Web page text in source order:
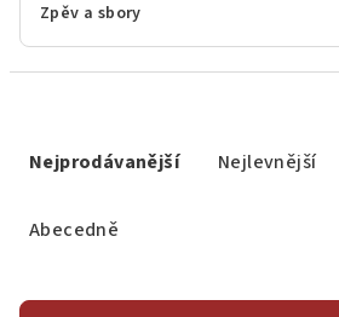
Zpěv a sbory
Nejprodávanější Nejlevnější
Abecedně